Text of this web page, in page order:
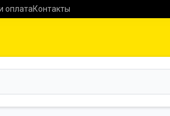
оплатаКонтакты